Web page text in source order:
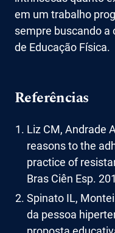
em um trabalho
sempre buscando a
de Educação Física.
Referências
Liz CM, Andrade
reasons to the
practice of
Bras Ciên Esp.
Spinato IL,
da pessoa